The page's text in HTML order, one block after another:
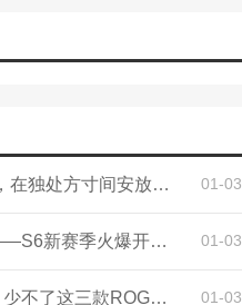
与华硕灵耀16Air共舞，在独处方寸间安放自在灵魂 01-03
《三角洲行动》攻略——S6新赛季火爆开战，ROG太阳神机箱强势助力！ 01-03
想要玩转十一黄金周，少不了这三款ROG神装 01-03